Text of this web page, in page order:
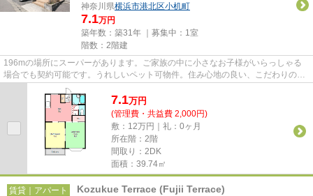
神奈川県横浜市港北区小机町
7.1万円
築年数：築31年 ｜募集中： 1室
階数：2階建
196mの場所にスーパーがあります。ご家族の中に小さなお子様がいらっしゃる
場合でも契約可能です。うれしいペット可物件。住み心地の良い、こだわりの木
造アパート。近年、とても注目...
7.1万円
(管理費・共益費 2,000円)
敷：12万円｜礼：0ヶ月
所在階：2階
間取り：2DK
面積：39.74㎡
賃貸｜アパート Kozukue Terrace (Fujii Terrace)